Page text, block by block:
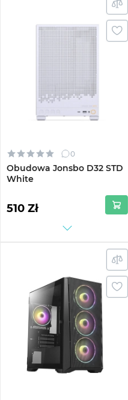
0
Obudowa Jonsbo D32 STD
White
510 Zł